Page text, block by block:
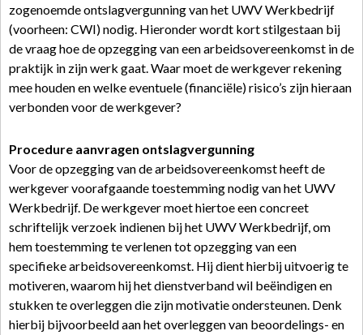
zogenoemde ontslagvergunning van het UWV Werkbedrijf
(voorheen: CWI) nodig. Hieronder wordt kort stilgestaan bij
de vraag hoe de opzegging van een arbeidsovereenkomst in de
praktijk in zijn werk gaat. Waar moet de werkgever rekening
mee houden en welke eventuele (financiële) risico’s zijn hieraan
verbonden voor de werkgever?
Procedure aanvragen ontslagvergunning
Voor de opzegging van de arbeidsovereenkomst heeft de
werkgever voorafgaande toestemming nodig van het UWV
Werkbedrijf. De werkgever moet hiertoe een concreet
schriftelijk verzoek indienen bij het UWV Werkbedrijf, om
hem toestemming te verlenen tot opzegging van een
specifieke arbeidsovereenkomst. Hij dient hierbij uitvoerig te
motiveren, waarom hij het dienstverband wil beëindigen en
stukken te overleggen die zijn motivatie ondersteunen. Denk
hierbij bijvoorbeeld aan het overleggen van beoordelings- en